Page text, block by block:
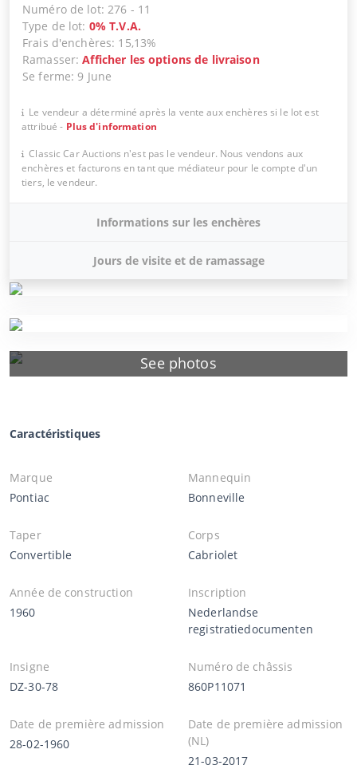
See photos
Numéro de lot:276 - 11
Type de lot: 0% T.V.A.
Frais d'enchères: 15,13%
Ramasser:Afficher les options de livraison
Se ferme: 9 June
Le vendeur a déterminé après la vente aux enchères si le lot est
attribué - Plus d'information
Classic Car Auctions n'est pas le vendeur. Nous vendons aux
enchères et facturons en tant que médiateur pour le compte d'un
tiers, le vendeur.
Informations sur les enchères
Jours de visite et de ramassage
Caractéristiques
Marque
Pontiac
Mannequin
Bonneville
Taper
Convertible
Corps
Cabriolet
Année de construction
1960
Inscription
Nederlandse
registratiedocumenten
Insigne
DZ-30-78
Numéro de châssis
860P11071
Date de première admission
28-02-1960
Date de première admission
(NL)
21-03-2017